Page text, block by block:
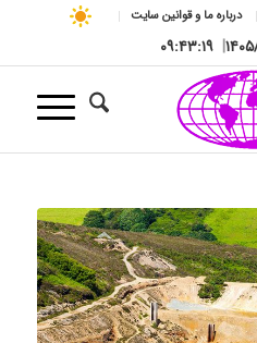
درباره ما و قوانین سایت
۱۸| ۰۹:۴۳:۲۰